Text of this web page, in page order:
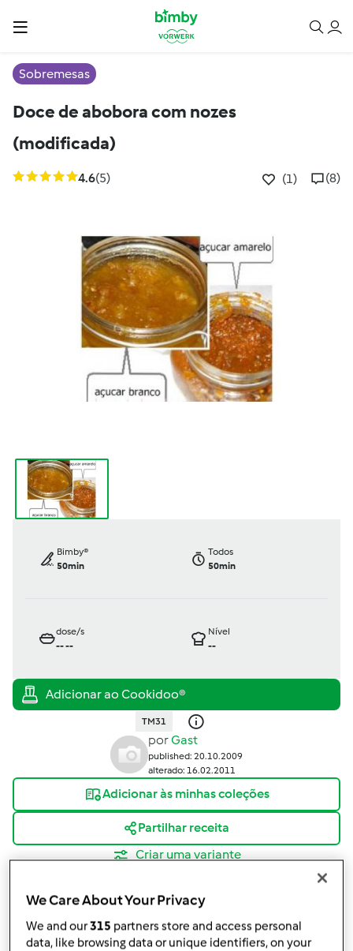
Sobremesas
Doce de abobora com nozes
(modificada)
4.6(5) (1) (8)
Bimby®
50min
Todos
50min
dose/s
----
Nível
--
TM31
porGast
published: 20.10.2009
alterado: 16.02.2011
Adicionar às minhas coleções
Partilhar receita
Criar uma variante
We Care About Your Privacy
We and our315 partners store and access personal
data, like browsing data or unique identifiers, on your